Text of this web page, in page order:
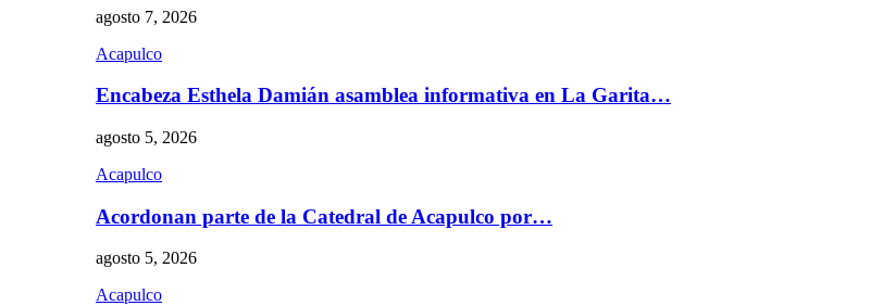
agosto 7, 2026
Acapulco
Encabeza Esthela Damián asamblea informativa en La Garita…
agosto 5, 2026
Acapulco
Acordonan parte de la Catedral de Acapulco por…
agosto 5, 2026
Acapulco